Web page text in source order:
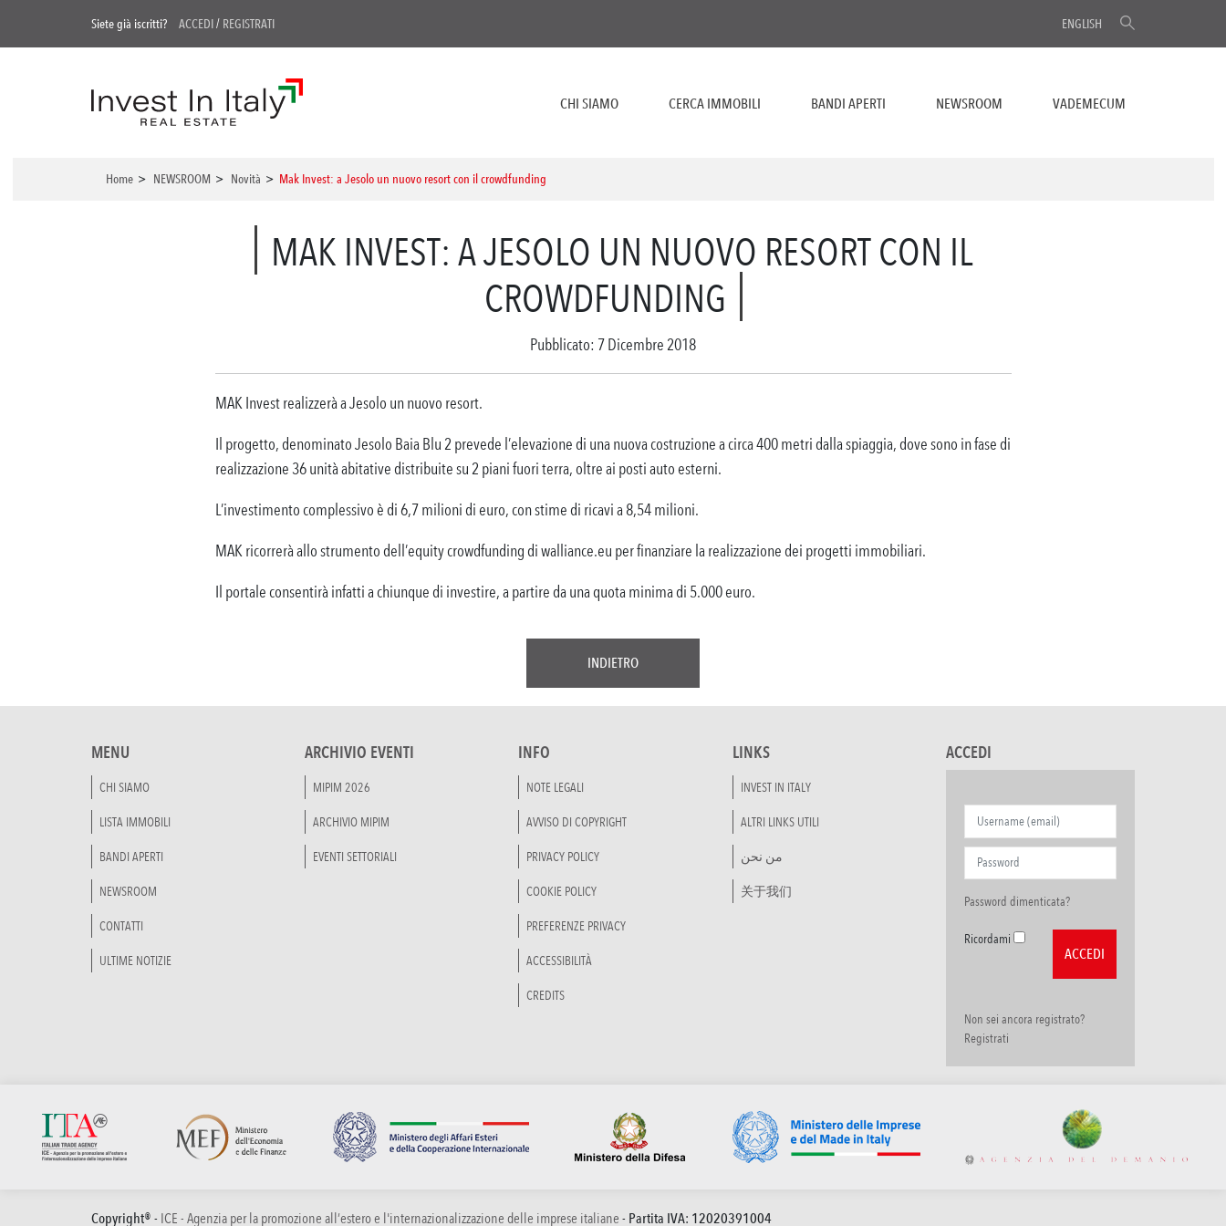
Siete già iscritti? ACCEDI/ REGISTRATI ENGLISH
CHI SIAMO CERCA IMMOBILI BANDI APERTI NEWSROOM VADEMECUM
Home > NEWSROOM > Novità > Mak Invest: a Jesolo un nuovo resort con il crowdfunding
MAK INVEST: A JESOLO UN NUOVO RESORT CON IL
CROWDFUNDING
Pubblicato: 7 Dicembre 2018
MAK Invest realizzerà a Jesolo un nuovo resort.
Il progetto, denominato Jesolo Baia Blu 2 prevede l’elevazione di una nuova costruzione a circa 400 metri dalla spiaggia, dove sono in fase di
realizzazione 36 unità abitative distribuite su 2 piani fuori terra, oltre ai posti auto esterni.
L’investimento complessivo è di 6,7 milioni di euro, con stime di ricavi a 8,54 milioni.
MAK ricorrerà allo strumento dell’equity crowdfunding di walliance.eu per finanziare la realizzazione dei progetti immobiliari.
Il portale consentirà infatti a chiunque di investire, a partire da una quota minima di 5.000 euro.
INDIETRO
MENU
CHI SIAMO
LISTA IMMOBILI
BANDI APERTI
NEWSROOM
CONTATTI
ULTIME NOTIZIE
ARCHIVIO EVENTI
MIPIM 2026
ARCHIVIO MIPIM
EVENTI SETTORIALI
INFO
NOTE LEGALI
AVVISO DI COPYRIGHT
PRIVACY POLICY
COOKIE POLICY
PREFERENZE PRIVACY
ACCESSIBILITÀ
CREDITS
LINKS
INVEST IN ITALY
ALTRI LINKS UTILI
من نحن
关于我们
ACCEDI
Password dimenticata?
Ricordami
Non sei ancora registrato?
Registrati
Copyright® - ICE - Agenzia per la promozione all’estero e l'internazionalizzazione delle imprese italiane - Partita IVA: 12020391004